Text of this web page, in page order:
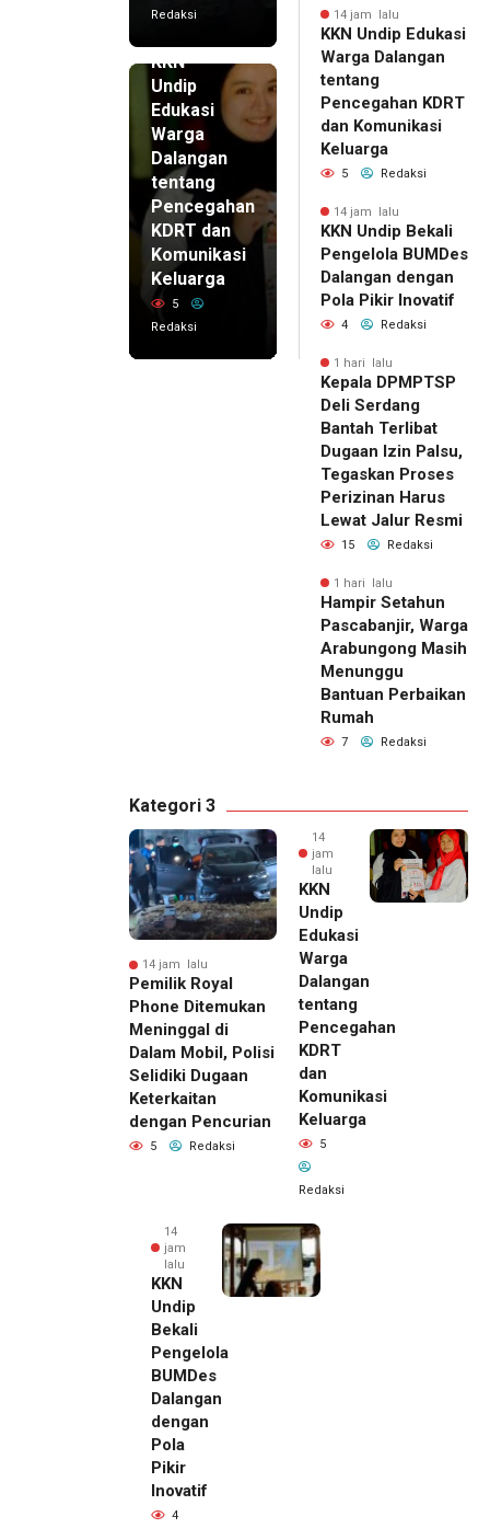
Redaksi
KKN
Undip
Edukasi
Warga
Dalangan
tentang
Pencegahan
KDRT dan
Komunikasi
Keluarga
5
Redaksi
14 jam lalu
KKN Undip Edukasi
Warga Dalangan
tentang
Pencegahan KDRT
dan Komunikasi
Keluarga
5 Redaksi
14 jam lalu
KKN Undip Bekali
Pengelola BUMDes
Dalangan dengan
Pola Pikir Inovatif
4 Redaksi
1 hari lalu
Kepala DPMPTSP
Deli Serdang
Bantah Terlibat
Dugaan Izin Palsu,
Tegaskan Proses
Perizinan Harus
Lewat Jalur Resmi
15 Redaksi
1 hari lalu
Hampir Setahun
Pascabanjir, Warga
Arabungong Masih
Menunggu
Bantuan Perbaikan
Rumah
7 Redaksi
Kategori 3
14 jam lalu
Pemilik Royal
Phone Ditemukan
Meninggal di
Dalam Mobil, Polisi
Selidiki Dugaan
Keterkaitan
dengan Pencurian
5 Redaksi
14
jam
lalu
KKN
Undip
Edukasi
Warga
Dalangan
tentang
Pencegahan
KDRT
dan
Komunikasi
Keluarga
5
Redaksi
14
jam
lalu
KKN
Undip
Bekali
Pengelola
BUMDes
Dalangan
dengan
Pola
Pikir
Inovatif
4
14 jam lalu
Pemilik